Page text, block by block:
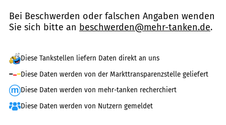
Bei Beschwerden oder falschen Angaben wenden
Sie sich bitte an beschwerden@mehr-tanken.de.
Diese Tankstellen liefern Daten direkt an uns
Diese Daten werden von der Markttransparenzstelle geliefert
Diese Daten werden von mehr-tanken recherchiert
Diese Daten werden von Nutzern gemeldet